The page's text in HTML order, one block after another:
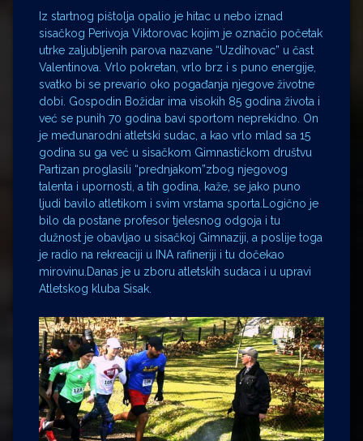
Iz startnog pištolja opalio je hitac u nebo iznad
sisačkog Perivoja Viktorovac kojim je označio početak
utrke zaljubljenih parova nazvane “Uzdihovac” u čast
Valentinova. Vrlo pokretan, vrlo brz i s puno energije,
svatko bi se prevario oko pogađanja njegove životne
dobi. Gospodin Božidar ima visokih 85 godina života i
već se punih 70 godina bavi sportom neprekidno. On
je međunarodni atletski sudac, a kao vrlo mlad sa 15
godina su ga već u sisačkom Gimnastičkom društvu
Partizan proglasili “prednjakom”zbog njegovog
talenta i upornosti, a tih godina, kaže, se jako puno
ljudi bavilo atletikom i svim vrstama sporta.Logično je
bilo da postane profesor tjelesnog odgoja i tu
dužnost je obavljao u sisačkoj Gimnaziji, a poslije toga
je radio na rekreaciji u INA rafineriji i tu dočekao
mirovinu.Danas je u zboru atletskih sudaca i u upravi
Atletskog kluba Sisak.